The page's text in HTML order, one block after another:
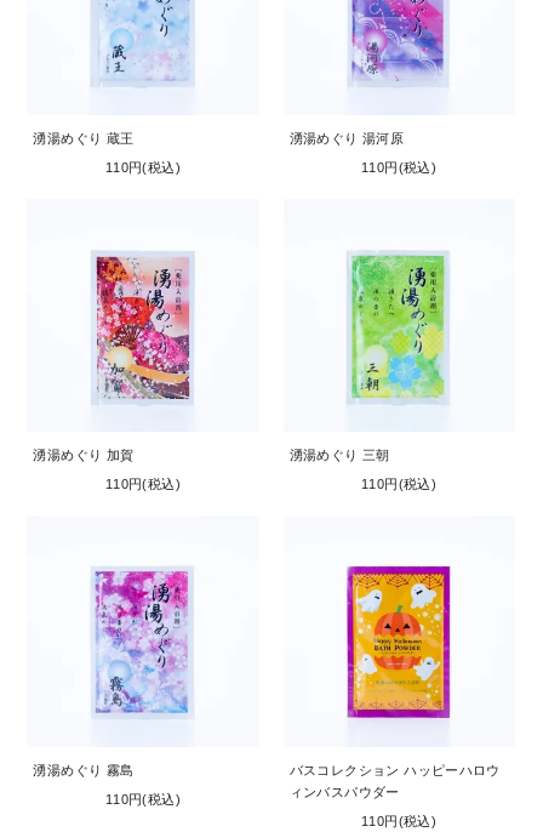
湧湯めぐり 蔵王
110円(税込)
湧湯めぐり 湯河原
110円(税込)
湧湯めぐり 加賀
110円(税込)
湧湯めぐり 三朝
110円(税込)
湧湯めぐり 霧島
110円(税込)
バスコレクション ハッピーハロウ
ィンバスパウダー
110円(税込)